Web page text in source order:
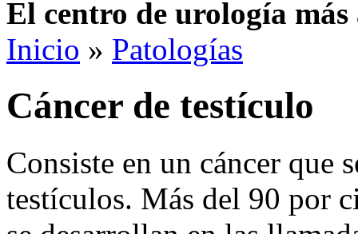
El centro de urología
Inicio » Patologías
Cáncer de testículo
Consiste en un cáncer que
testículos. Más del 90 por